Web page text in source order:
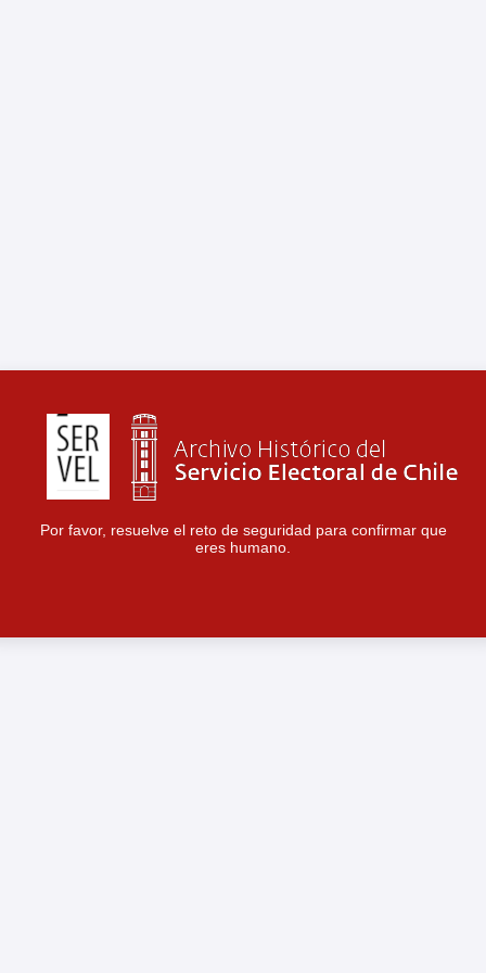
Por favor, resuelve el reto de seguridad para confirmar que
eres humano.